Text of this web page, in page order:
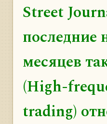
Street
последние
месяцев
(High-
trading)